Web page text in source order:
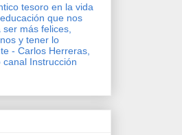
tesoro en la vida
que nos
ser más felices,
y tener lo
- Carlos Herreras,
Instrucción